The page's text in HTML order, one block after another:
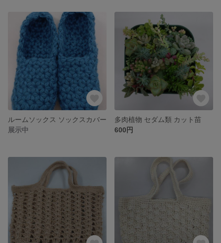
ルームソックス ソックスカバー
展示中
多肉植物 セダム類 カット苗
600円